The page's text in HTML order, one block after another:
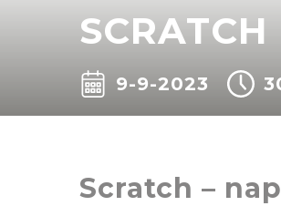
9-9-2023
Scratch –